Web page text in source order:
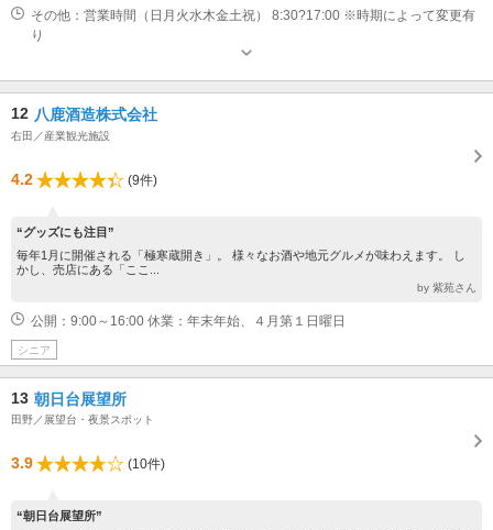
その他：営業時間（日月火水木金土祝） 8:30?17:00 ※時期によって変更有
り
12 八鹿酒造株式会社
右田／産業観光施設
4.2 (9件)
“グッズにも注目”
毎年1月に開催される「極寒蔵開き」。 様々なお酒や地元グルメが味わえます。 し
かし、売店にある「ここ...
by 紫苑さん
公開：9:00～16:00 休業：年末年始、４月第１日曜日
シニア
13 朝日台展望所
田野／展望台・夜景スポット
3.9 (10件)
“朝日台展望所”